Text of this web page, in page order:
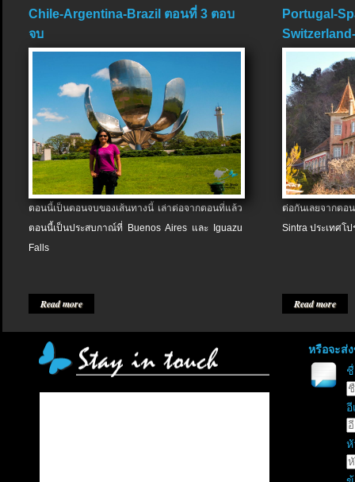
Chile-Argentina-Brazil ตอนที่ 3 ตอบ
จบ
ตอนนี้เป็นตอนจบของเส้นทางนี้ เล่าต่อจากตอนที่แล้ว
ตอนนี้เป็นประสบกาณ์ที่ Buenos Aires และ Iguazu
Falls
Read more
Portugal-
ต่อกันเลยจากต
Sintra ประเทศโป
Read more
หรือจะส่
อี
หั